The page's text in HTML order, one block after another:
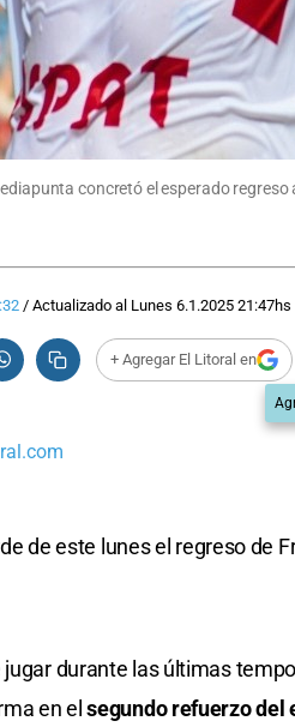
concretó el esperado
/ Actualizado al Lunes 6.1.2025 21:47hs
+ Agregar El Litoral en
de este lunes el regreso de
durante las últimas
en elsegundo refuerzo del